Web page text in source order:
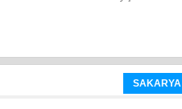
SAKARYA